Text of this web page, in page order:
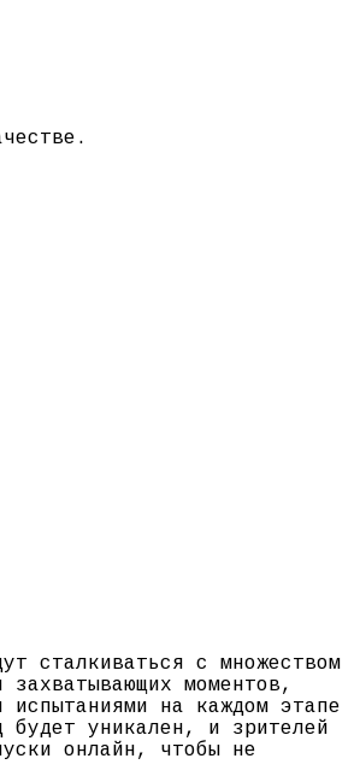
сталкиваться с множеством
моментов,
на каждом этапе
будет уникален, и зрителей
онлайн, чтобы не